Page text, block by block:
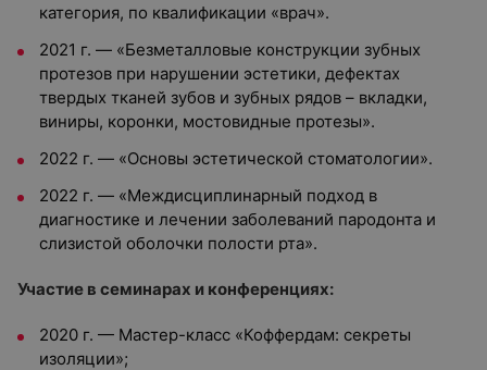
категория, по квалификации «врач».
2021 г. — «Безметалловые конструкции зубных
протезов при нарушении эстетики, дефектах
твердых тканей зубов и зубных рядов – вкладки,
виниры, коронки, мостовидные протезы».
2022 г. — «Основы эстетической стоматологии».
2022 г. — «Междисциплинарный подход в
диагностике и лечении заболеваний пародонта и
слизистой оболочки полости рта».
Участие в семинарах и конференциях:
2020 г. — Мастер-класс «Коффердам: секреты
изоляции»;